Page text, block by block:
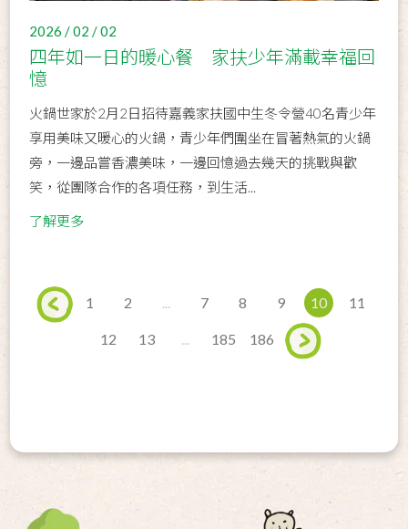
2026 / 02 / 02
四年如一日的暖心餐 家扶少年滿載幸福回
憶
火鍋世家於2月2日招待嘉義家扶國中生冬令營40名青少年
享用美味又暖心的火鍋，青少年們圍坐在冒著熱氣的火鍋
旁，一邊品嘗香濃美味，一邊回憶過去幾天的挑戰與歡
笑，從團隊合作的各項任務，到生活...
了解更多
1 2 7 8 9 10 11
12 13 185 186